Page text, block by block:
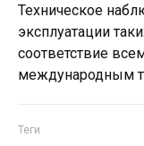
Техническое
эксплуатации
соответствие
международным
Теги